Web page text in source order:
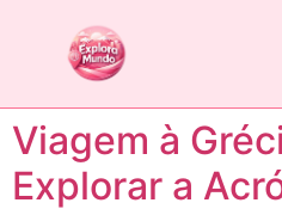
Viagem à
Explorar a